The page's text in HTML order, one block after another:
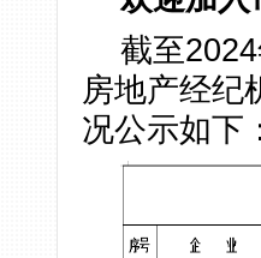
截至
房地产经纪
况公示如下